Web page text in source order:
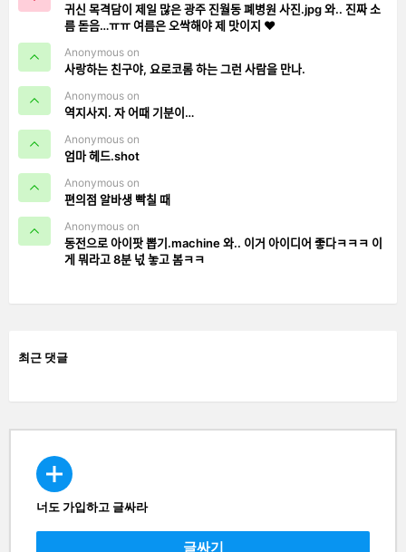
귀신 목격담이 제일 많은 광주 진월동 폐병원 사진.jpg 와.. 진짜 소
름 돋음…ㅠㅠ 여름은 오싹해야 제 맛이지 ❤️
Anonymous on
사랑하는 친구야, 요로코롬 하는 그런 사람을 만나.
Anonymous on
역지사지. 자 어때 기분이…
Anonymous on
엄마 헤드.shot
Anonymous on
편의점 알바생 빡칠 때
Anonymous on
동전으로 아이팟 뽑기.machine 와.. 이거 아이디어 좋다ㅋㅋㅋ 이
게 뭐라고 8분 넋 놓고 봄ㅋㅋ
최근 댓글
CREATE
너도 가입하고 글싸라
글싸기